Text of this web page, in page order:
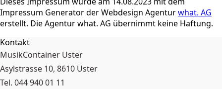
Impressum Generator der Webdesign Agenturwhat. AG
erstellt. Die Agentur what. AG übernimmt keine Haftung.
Kontakt
MusikContainer Uster
Asylstrasse 10, 8610 Uster
Tel. 044 940 01 11